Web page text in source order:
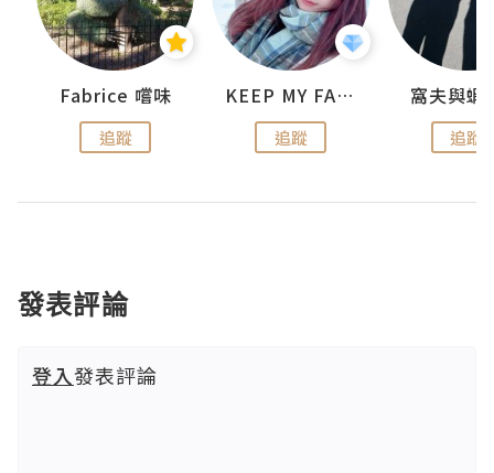
Fabrice 嚐味
追蹤
KEEP MY FAITH
追蹤
窩夫與蝦
追蹤
發表評論
登入發表評論